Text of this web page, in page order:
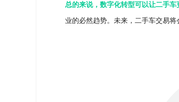
总的来说，数字化转型可以让二手车
业的必然趋势。未来，二手车交易将